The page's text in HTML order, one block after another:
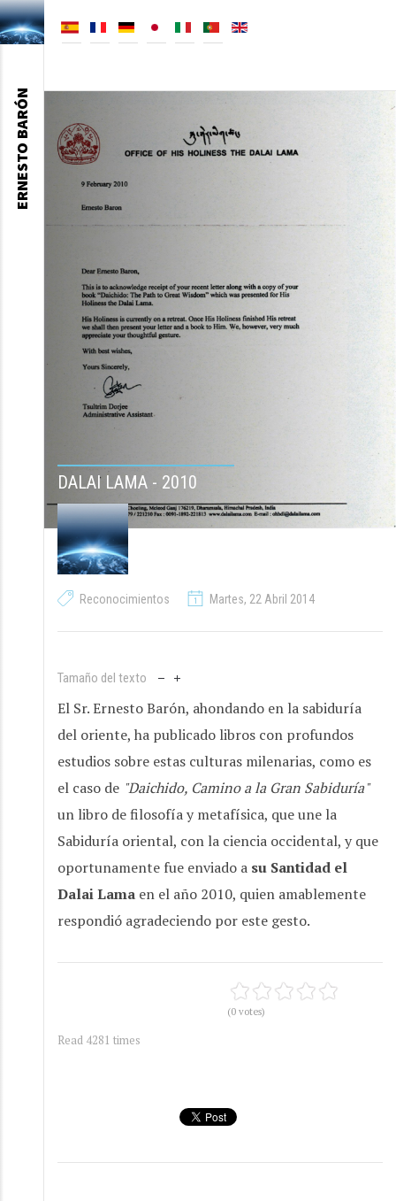
DALAI LAMA - 2010
Reconocimientos Martes, 22 Abril 2014
Tamaño del texto
El Sr. Ernesto Barón, ahondando en la sabiduría
del oriente, ha publicado libros con profundos
estudios sobre estas culturas milenarias, como es
el caso de "Daichido, Camino a la Gran Sabiduría"
un libro de filosofía y metafísica, que une la
Sabiduría oriental, con la ciencia occidental, y que
oportunamente fue enviado a su Santidad el
Dalai Lama en el año 2010, quien amablemente
respondió agradeciendo por este gesto.
(0 votes)
Read 4281 times
ERNESTO BARÓN